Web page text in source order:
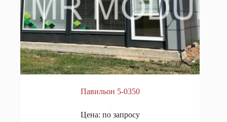
Павильон 5-0350
Цена: по запросу